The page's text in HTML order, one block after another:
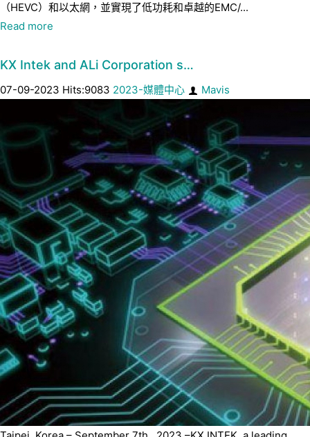
（HEVC）和以太網，並實現了低功耗和卓越的EMC/...
Read more
KX Intek and ALi Corporation s…
07-09-2023 Hits:9083 2023-媒體中心 Mavis